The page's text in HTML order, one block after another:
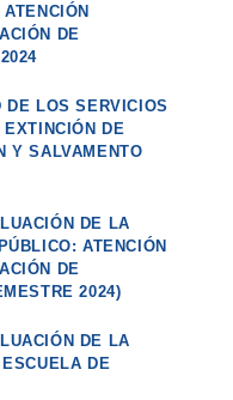
DE
DE LOS SERVICIOS
DE
Y SALVAMENTO
DE LA
ATENCIÓN
DE
2024)
DE LA
DE